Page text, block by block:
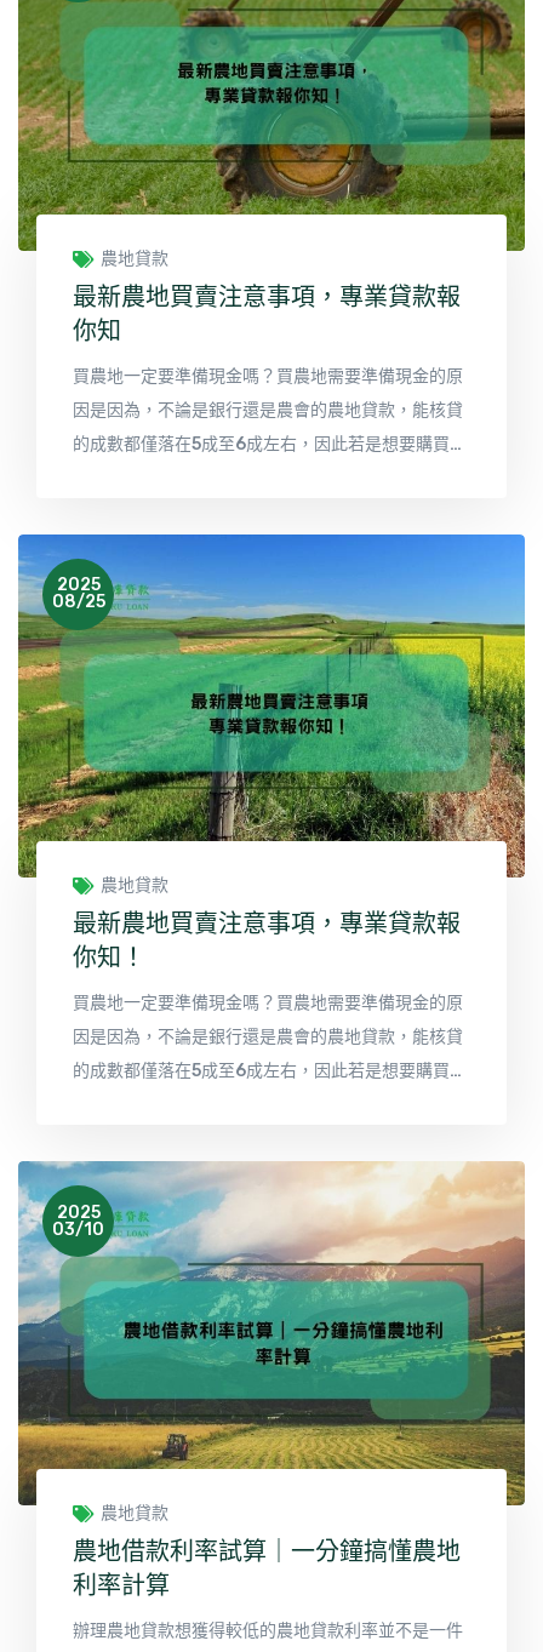
農地貸款
最新農地買賣注意事項，專業貸款報
你知
買農地一定要準備現金嗎？買農地需要準備現金的原
因是因為，不論是銀行還是農會的農地貸款，能核貸
的成數都僅落在5成至6成左右，因此若是想要購買農
2025
08/25
農地貸款
最新農地買賣注意事項，專業貸款報
你知！
買農地一定要準備現金嗎？買農地需要準備現金的原
因是因為，不論是銀行還是農會的農地貸款，能核貸
的成數都僅落在5成至6成左右，因此若是想要購買農
胎貸款方式，取得資金。
2025
03/10
農地貸款
農地借款利率試算｜一分鐘搞懂農地
利率計算
辦理農地貸款想獲得較低的農地貸款利率並不是一件